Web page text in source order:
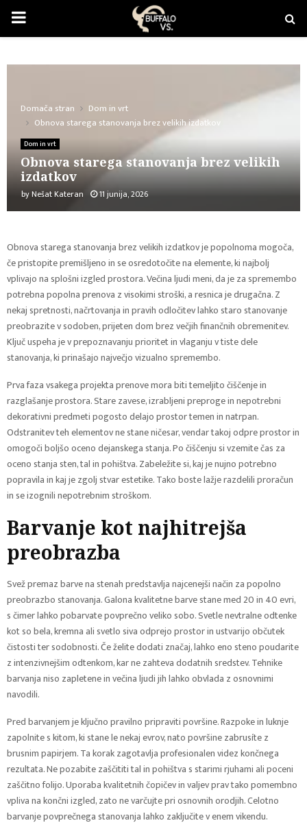
PRIMARY
Domača stran
Dom in vrt
Obnova starega stanovanja brez velikih izdatkov
Dom in vrt
Obnova starega stanovanja brez velikih
izdatkov
byNešat Kateran 11 junija, 2026
Obnova starega stanovanja brez velikih izdatkov je popolnoma mogoča,
če pristopite premišljeno in se osredotočite na elemente, ki najbolj
vplivajo na splošni izgled prostora. Večina ljudi meni, da je za spremembo
potrebna popolna prenova z visokimi stroški, a resnica je drugačna. Z
nekaj spretnosti, načrtovanja in pravih odločitev lahko staro stanovanje
preobrazite v sodoben, prijeten dom brez večjih finančnih obremenitev.
Ključ uspeha je v prepoznavanju prioritet in vlaganju v tiste dele
stanovanja, ki prinašajo največjo vizualno spremembo.
Prva faza vsakega projekta prenove mora biti temeljito čiščenje in
razglašanje prostora. Stare zavese, izrabljeni preproge in nepotrebni
dekorativni predmeti pogosto delajo prostor temen in natrpan.
Odstranitev teh elementov ne stane ničesar, vendar takoj odpre prostor in
omogoči boljšo oceno dejanskega stanja. Po čiščenju si vzemite čas za
oceno stanja sten, tal in pohištva. Zabeležite si, kaj je nujno potrebno
popravila in kaj je zgolj stvar estetike. Tako boste lažje razdelili proračun
in se izognili nepotrebnim stroškom.
Barvanje kot najhitrejša
preobrazba
Svež premaz barve na stenah predstavlja najcenejši način za popolno
preobrazbo stanovanja. Galona kvalitetne barve stane med 20 in 40 evri,
s čimer lahko pobarvate povprečno veliko sobo. Svetle nevtralne odtenke
kot so bela, kremna ali svetlo siva odprejo prostor in ustvarijo občutek
čistosti ter sodobnosti. Če želite dodati značaj, lahko eno steno poudarite
z intenzivnejšim odtenkom, kar ne zahteva dodatnih sredstev. Tehnike
barvanja niso zapletene in večina ljudi jih lahko obvlada z osnovnimi
navodili.
Pred barvanjem je ključno pravilno pripraviti površine. Razpoke in luknje
zapolnite s kitom, ki stane le nekaj evrov, nato površine zabrusíte z
brusnim papirjem. Ta korak zagotavlja profesionalen videz končnega
rezultata. Ne pozabite zaščititi tal in pohištva s starimi rjuhami ali poceni
zaščitno folijo. Uporaba kvalitetnih čopičev in valjev prav tako pomembno
vpliva na končni izgled, zato ne varčujte pri osnovnih orodjih. Celotno
barvanje povprečnega stanovanja lahko zaključite v enem vikendu.